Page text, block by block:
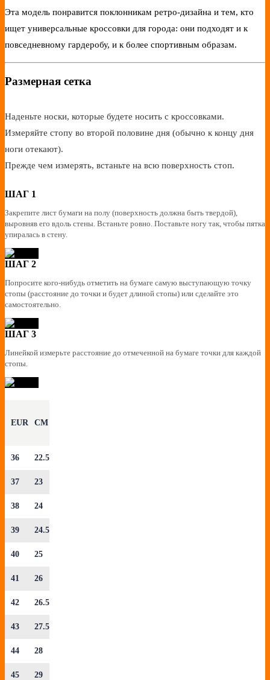
Эта модель понравится поклонникам ретро-дизайна и тем, кто
ищет универсальные кроссовки для города: они подходят и к
повседневному гардеробу, и к более спортивным образам.
Размерная сетка
Наденьте носки, которые будете носить с кроссовками.
Измеряйте стопу во второй половине дня (обычно к концу дня
ноги отекают).
Прежде чем измерять, встаньте на всю поверхность стоп.
ШАГ 1
Закрепите лист бумаги на полу (поверхность должна быть твердой),
выровняв его вдоль стены. Встаньте ровно. Поставьте ногу так, чтобы пятка
упиралась в стену.
EUR CM
36 22.5
37 23
38 24
39 24.5
40 25
41 26
42 26.5
43 27.5
44 28
45 29
ШАГ 2
Попросите кого-нибудь отметить на бумаге самую выступающую точку
стопы (расстояние до точки и будет длиной стопы) или сделайте это
самостоятельно.
ШАГ 3
Линейкой измерьте расстояние до отмеченной на бумаге точки для каждой
стопы.